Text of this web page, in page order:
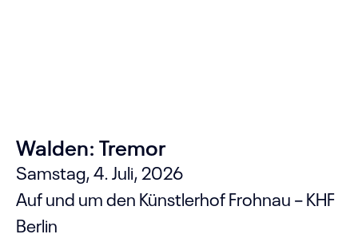
Walden: Tremor
Samstag, 4. Juli, 2026
Auf und um den Künstlerhof Frohnau – KHF
Berlin